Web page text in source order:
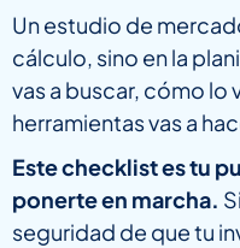
Un estudio de
cálculo, sino en la
vas a buscar, cómo lo
herramientas vas a
Este checklist es tu
ponerte en marcha.
seguridad de que tu